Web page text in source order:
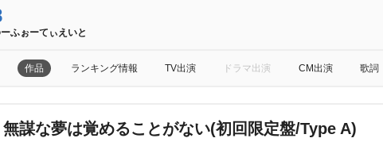
ふぉーてぃえいと
作品 ランキング情報 TV出演 ドラマ出演 CM出演 歌詞
無謀な夢は覚めることがない(初回限定盤/Type A)